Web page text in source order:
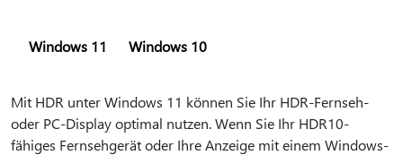
Windows 11 Windows 10
Mit HDR unter Windows 11 können Sie Ihr HDR-Fernseh-
oder PC-Display optimal nutzen. Wenn Sie Ihr HDR10-
fähiges Fernsehgerät oder Ihre Anzeige mit einem Windows-